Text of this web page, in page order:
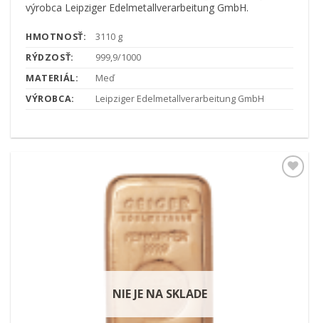
výrobca Leipziger Edelmetallverarbeitung GmbH.
HMOTNOSŤ:
3110 g
RÝDZOSŤ:
999,9/1000
MATERIÁL:
Meď
VÝROBCA:
Leipziger Edelmetallverarbeitung GmbH
NIE JE NA SKLADE